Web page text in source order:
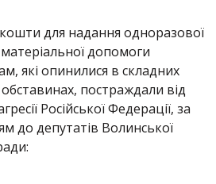
для надання одноразової
допомоги
які опинилися в складних
постраждали від
Російської Федерації, за
до депутатів Волинської